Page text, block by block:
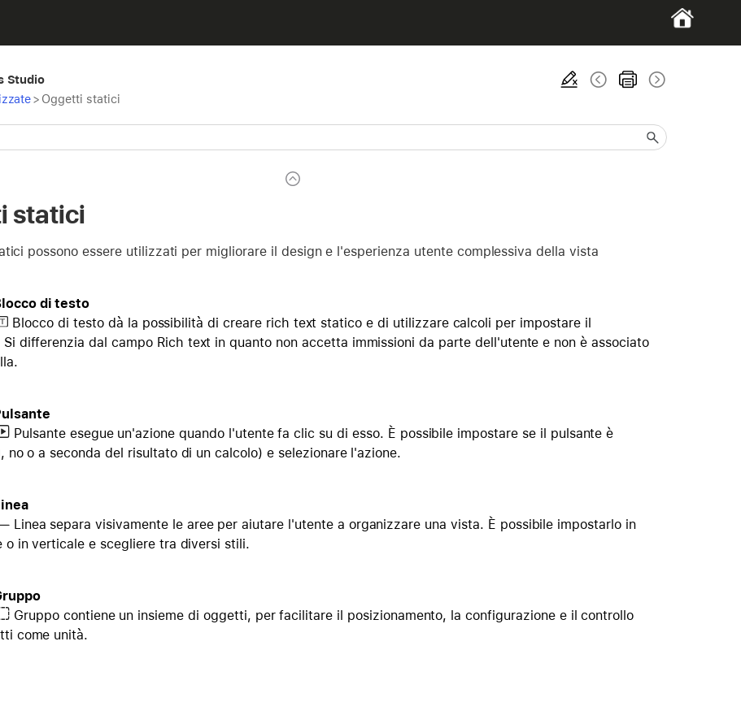
Studio
> Oggetti statici
statici
possono essere utilizzati per migliorare il design e l'esperienza utente complessiva della vista
di testo
Blocco di testodà la possibilità di creare rich text statico e di utilizzare calcoli per impostare il
differenzia dal campo Rich text in quanto non accetta immissioni da parte dell'utente e non è associato
Pulsanteesegue un'azione quando l'utente fa clic su di esso. È possibile impostare se il pulsante è
no o a seconda del risultato di un calcolo) e selezionare l'azione.
Linea separa visivamente le aree per aiutare l'utente a organizzare una vista. È possibile impostarlo in
o in verticale e scegliere tra diversi stili.
Gruppocontiene un insieme di oggetti, per facilitare il posizionamento, la configurazione e il controllo
come unità.